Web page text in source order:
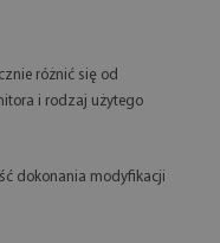
różnić się od
i rodzaj użytego
dokonania modyfikacji